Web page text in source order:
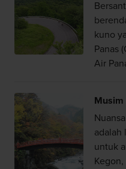
kuno
Panas
Air
Musim
adalah
untuk